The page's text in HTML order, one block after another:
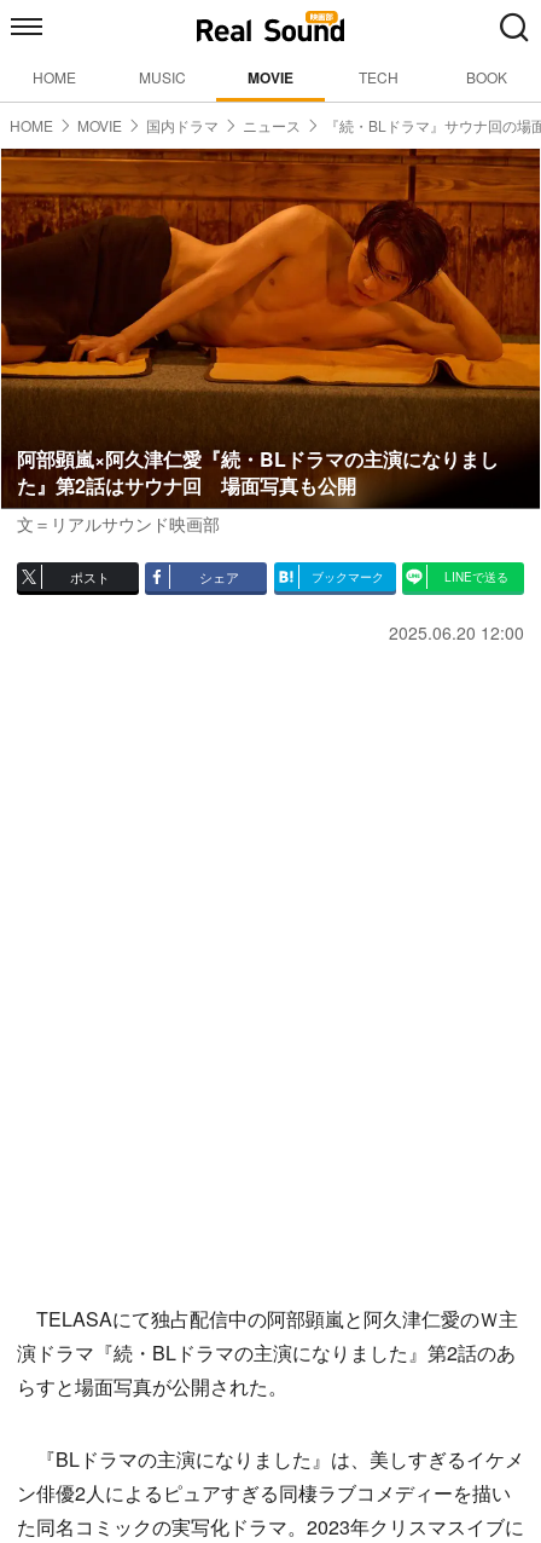
HOME MUSIC MOVIE TECH BOOK
HOME MOVIE 国内ドラマ ニュース 『続・BLドラマ』サウナ回の場
阿部顕嵐×阿久津仁愛『続・BLドラマの主演になりまし
た』第2話はサウナ回 場面写真も公開
文＝リアルサウンド映画部
ポスト シェア ブックマーク LINEで送る
2025.06.20 12:00
TELASAにて独占配信中の阿部顕嵐と阿久津仁愛のＷ主
演ドラマ『続・BLドラマの主演になりました』第2話のあ
らすと場面写真が公開された。
『BLドラマの主演になりました』は、美しすぎるイケメ
ン俳優2人によるピュアすぎる同棲ラブコメディーを描い
た同名コミックの実写化ドラマ。2023年クリスマスイブに